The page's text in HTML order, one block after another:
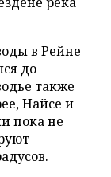
в Рейне
до
также
Найсе и
пока не